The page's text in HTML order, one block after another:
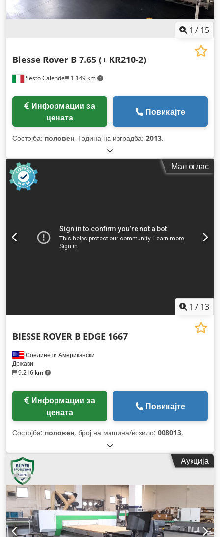
1 / 15
Sesto Calende 1.149 km
Biesse Rover B 7.65 (+ KR210-2)
цената
Повикајте
Состојба: половен, Година на изградба: 2013,
Мал оглас
1 / 13
Соединети Американски
Држави
9.216 km
BIESSE ROVER B EDGE 1667
цената
Повикајте
Состојба: половен, број на машина/возило: 008013,
Аукција